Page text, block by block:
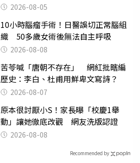
2026-08-05
10小時腦瘤手術！日醫誤切正常腦組
織 50多歲女術後無法自主呼吸
2026-08-08
苦苓喊「唐朝不存在」 網紅批瞎編
歷史：李白、杜甫用鮮卑文寫詩？
2026-08-07
原本很討厭小S！家長曝「校慶1舉
動」讓她徹底改觀 網友洗版認證
2026-08-08
Recommended by